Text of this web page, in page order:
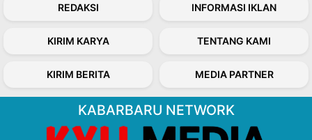
REDAKSI INFORMASI IKLAN
KIRIM KARYA TENTANG KAMI
KIRIM BERITA MEDIA PARTNER
KABARBARU NETWORK